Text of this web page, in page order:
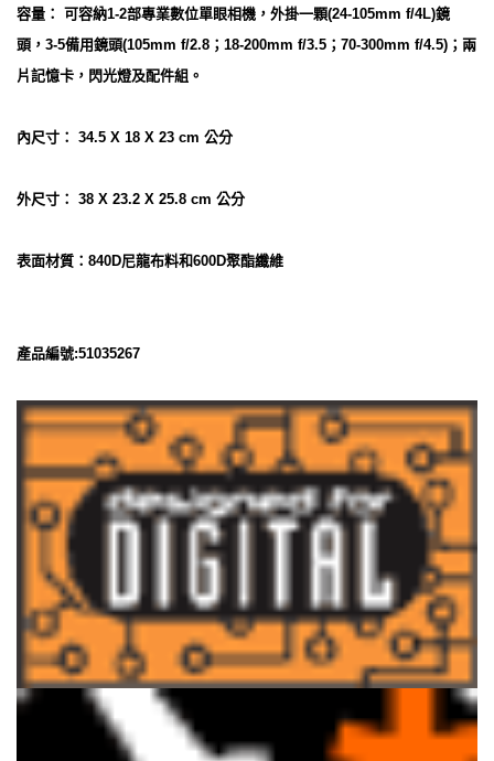
容量： 可容納1-2部專業數位單眼相機，外掛一顆(24-105mm f/4L)鏡
頭，3-5備用鏡頭(105mm f/2.8；18-200mm f/3.5；70-300mm f/4.5)；兩
片記憶卡，閃光燈及配件組。
內尺寸： 34.5 X 18 X 23 cm 公分
外尺寸： 38 X 23.2 X 25.8 cm 公分
表面材質：840D尼龍布料和600D聚酯纖維
產品編號:51035267